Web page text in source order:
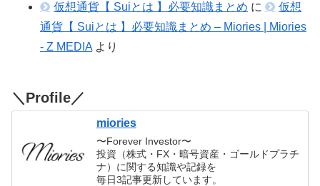
仮想通貨【 Suiとは 】必要知識まとめ に
仮想
通貨【 Suiとは 】必要知識まとめ – Miories | Miories
- Z MEDIA より
＼Profile／
miories
〜Forever Investor〜
投資（株式・FX・暗号資産・ゴールドプラチ
ナ）に関する知識や記録を
毎日3記事更新しています。